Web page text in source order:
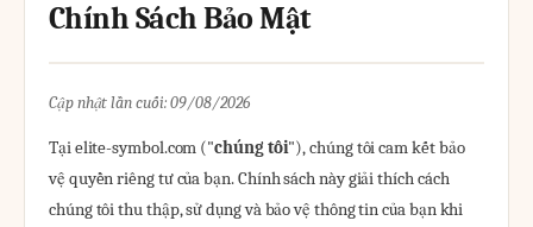
Chính Sách Bảo Mật
Cập nhật lần cuối: 09/08/2026
Tại elite-symbol.com ("chúng tôi"), chúng tôi cam kết bảo
vệ quyền riêng tư của bạn. Chính sách này giải thích cách
chúng tôi thu thập, sử dụng và bảo vệ thông tin của bạn khi